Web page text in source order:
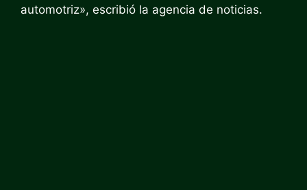
automotriz», escribió la agencia de noticias.